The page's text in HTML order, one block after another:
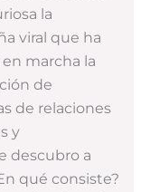
la
viral que ha
marcha la
de
de relaciones
y
descubro a
qué consiste?